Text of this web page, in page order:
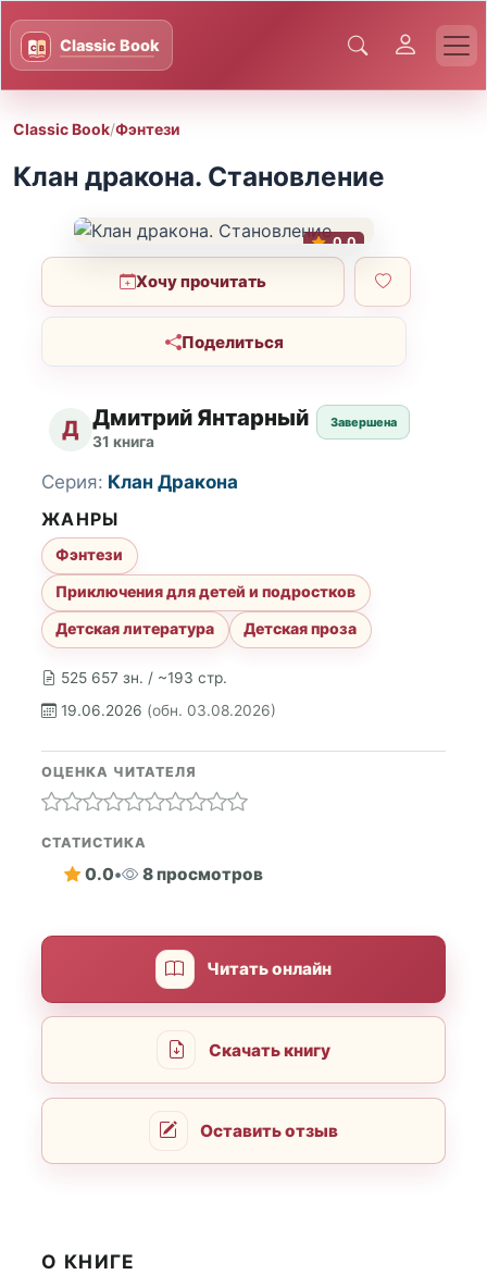
Classic Book/Фэнтези
Клан дракона. Становление
0.0
Хочу прочитать
Поделиться
Д Дмитрий Янтарный
31 книга
Завершена
525 657 зн. / ~193 стр.
19.06.2026 (обн. 03.08.2026)
Серия: Клан Дракона
ЖАНРЫ
Фэнтези
Приключения для детей и подростков
Детская литература
Детская проза
ОЦЕНКА ЧИТАТЕЛЯ
СТАТИСТИКА
0.0• 8 просмотров
Читать онлайн
Скачать книгу
Оставить отзыв
О КНИГЕ